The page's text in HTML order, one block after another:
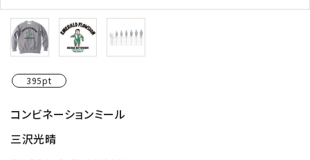
395pt
コンビネーションミール
三沢光晴